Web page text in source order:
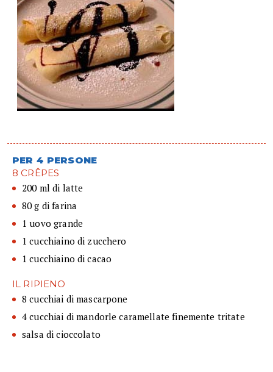
PER 4 PERSONE
8 CRÊPES
200 ml di latte
80 g di farina
1 uovo grande
1 cucchiaino di zucchero
1 cucchiaino di cacao
IL RIPIENO
8 cucchiai di mascarpone
4 cucchiai di mandorle caramellate finemente tritate
salsa di cioccolato